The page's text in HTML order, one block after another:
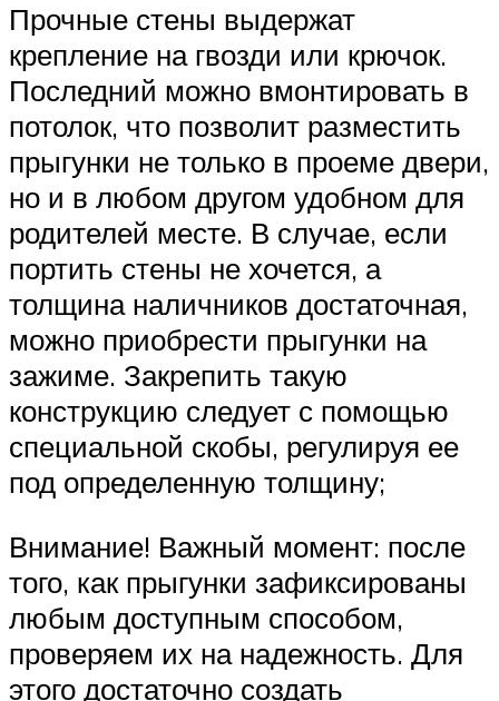
Прочные стены выдержат
крепление на гвозди или крючок.
Последний можно вмонтировать в
потолок, что позволит разместить
прыгунки не только в проеме двери,
но и в любом другом удобном для
родителей месте. В случае, если
портить стены не хочется, а
толщина наличников достаточная,
можно приобрести прыгунки на
зажиме. Закрепить такую
конструкцию следует с помощью
специальной скобы, регулируя ее
под определенную толщину;
Внимание! Важный момент: после
того, как прыгунки зафиксированы
любым доступным способом,
проверяем их на надежность. Для
этого достаточно создать